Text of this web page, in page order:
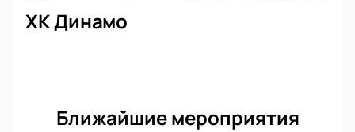
ХК Динамо
Ближайшие мероприятия